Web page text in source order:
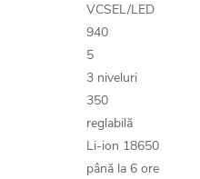
VCSEL/LED
940
5
3 niveluri
350
reglabilă
Li-ion 18650
până la 6 ore